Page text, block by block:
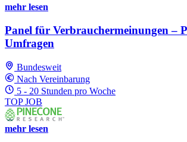
mehr lesen
Panel für Verbrauchermeinungen –
Umfragen
Bundesweit
Nach Vereinbarung
5 - 20 Stunden pro Woche
TOP JOB
mehr lesen